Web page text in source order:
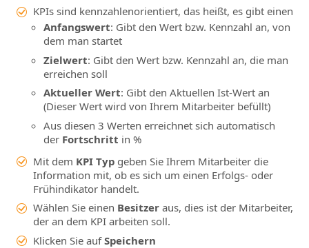
KPIs sind kennzahlenorientiert, das heißt, es gibt einen
Anfangswert: Gibt den Wert bzw. Kennzahl an, von
dem man startet
Zielwert: Gibt den Wert bzw. Kennzahl an, die man
erreichen soll
Aktueller Wert: Gibt den Aktuellen Ist-Wert an
(Dieser Wert wird von Ihrem Mitarbeiter befüllt)
Aus diesen 3 Werten erreichnet sich automatisch
der Fortschritt in %
Mit dem KPI Typgeben Sie Ihrem Mitarbeiter die
Information mit, ob es sich um einen Erfolgs- oder
Frühindikator handelt.
Wählen Sie einen Besitzer aus, dies ist der Mitarbeiter,
der an dem KPI arbeiten soll.
Klicken Sie aufSpeichern